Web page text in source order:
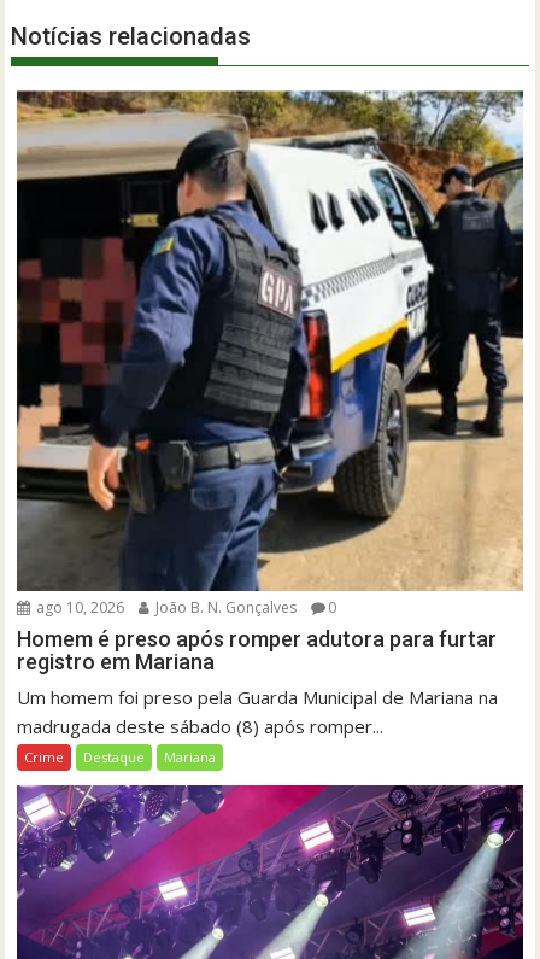
Notícias relacionadas
ago 10, 2026 João B. N. Gonçalves 0
Homem é preso após romper adutora para furtar
registro em Mariana
Um homem foi preso pela Guarda Municipal de Mariana na
madrugada deste sábado (8) após romper...
Crime Destaque Mariana